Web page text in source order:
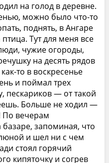
на голод в деревне.
можно было что-то
поднять, в Ангаре
Тут для меня все
чужие огороды,
на десять рядов
то в воскресенье
и поймал трех
пескариков — от такой
Больше не ходил —
По вечерам
запоминая, что
и шел ни с чем
стоял горячий
кипяточку и согрев